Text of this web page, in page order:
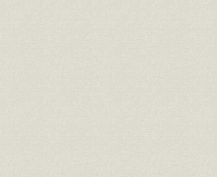
3 大ダム時代への挑戦
4 神部社長の個性的理念の開花
5 海外工事への戦後初進出
6 積極的な海外技術導入と海外交流
7 労働と安全
8 急上昇期に入った経営実績と経営体制
第2節 大ダム建設時代の到来と王者間組
1 戦後初の大規模ダム-丸山発電所
2 戦後土木技術の金字塔-佐久間ダム